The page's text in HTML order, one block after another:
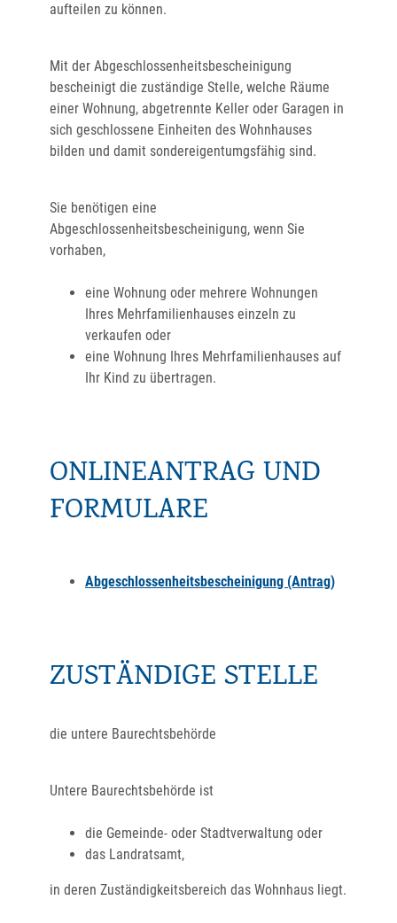
aufteilen zu können.
Mit der Abgeschlossenheitsbescheinigung
bescheinigt die zuständige Stelle, welche Räume
einer Wohnung, abgetrennte Keller oder Garagen in
sich geschlossene Einheiten des Wohnhauses
bilden und damit sondereigentumgsfähig sind.
Sie benötigen eine
Abgeschlossenheitsbescheinigung, wenn Sie
vorhaben,
eine Wohnung oder mehrere Wohnungen
Ihres Mehrfamilienhauses einzeln zu
verkaufen oder
eine Wohnung Ihres Mehrfamilienhauses auf
Ihr Kind zu übertragen.
ONLINEANTRAG UND
FORMULARE
Abgeschlossenheitsbescheinigung (Antrag)
ZUSTÄNDIGE STELLE
die untere Baurechtsbehörde
Untere Baurechtsbehörde ist
die Gemeinde- oder Stadtverwaltung oder
das Landratsamt,
in deren Zuständigkeitsbereich das Wohnhaus liegt.